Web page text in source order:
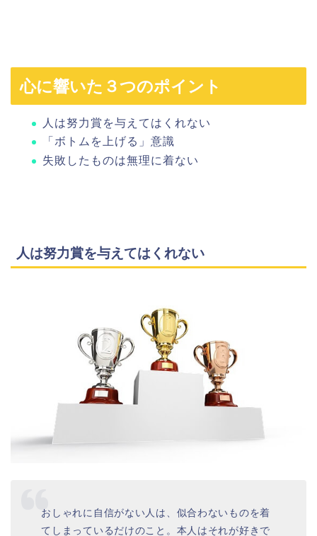
心に響いた３つのポイント
人は努力賞を与えてはくれない
「ボトムを上げる」意識
失敗したものは無理に着ない
人は努力賞を与えてはくれない
おしゃれに自信がない人は、似合わないものを着
てしまっているだけのこと。本人はそれが好きで